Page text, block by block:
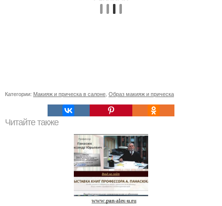
Категории: Макияж и прическа в салоне, Образ макияж и прическа
Читайте также